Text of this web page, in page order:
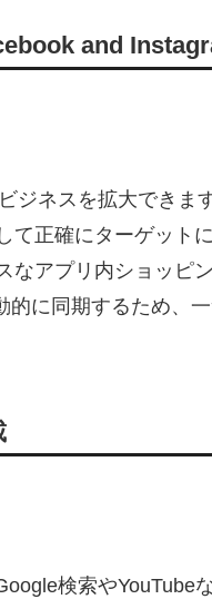
and
ジネスを拡大できま
て正確にターゲット
アプリ内ショッピ
に同期するため、
検索やYouTube